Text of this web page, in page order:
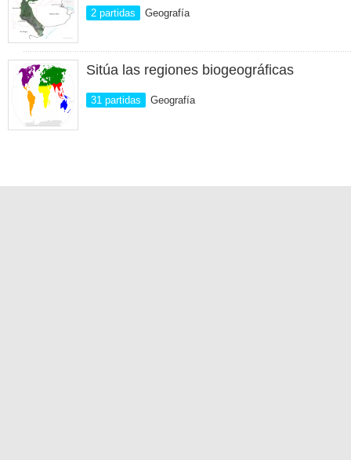
2 partidas Geografía
Sitúa las regiones biogeográficas
31 partidas Geografía